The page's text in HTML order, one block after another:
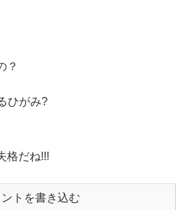
？
ひがみ?
格だね!!!
ントを書き込む